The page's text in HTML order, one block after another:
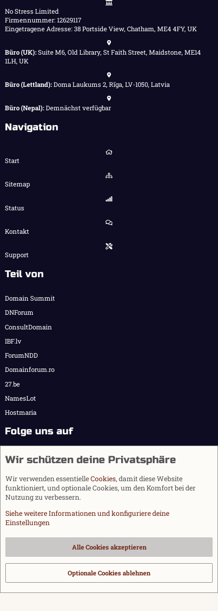
No Stress Limited
Firmennummer: 12629117
Eingetragene Adresse: 38 Portside View, Chatham, ME4 4FY, UK
Büro (UK):Suite M6, Old Library, St Faith Street, Maidstone, ME14
1LH, UK
Büro (Lettland):Doma Laukums 2, Rīga, LV-1050, Latvia
Büro (Nepal):Demnächst verfügbar
Navigation
Start
Sitemap
Status
Kontakt
Support
Teil von
Domain Summit
DNForum
ConsultDomain
IBF.lv
ForumNDD
Domainforum.ro
27.be
NamesLot
Hostmaria
Folge uns auf
Cookies
Datenschutz
Hilfe und Impressum
Start
S
Community platform by XenForo® © 2010-2026 XenForo Ltd.
via s9e/MediaSites
Wir schützen deine Privatsphäre
Wir verwenden essentielleCookies, damit diese Website
funktioniert, und optionale Cookies, um den Komfort bei der
Nutzung zu verbessern.
Siehe weitere Informationen und konfiguriere deine
Einstellungen
Alle Cookies akzeptieren
Optionale Cookies ablehnen